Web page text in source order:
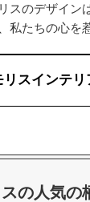
スのデザイン
私たちの心を
リスインテリ
の人気の